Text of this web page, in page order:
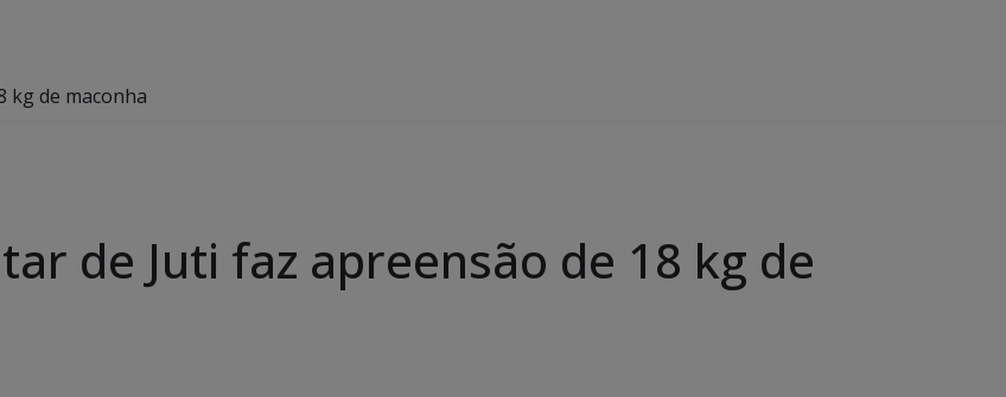
kg de maconha
de Juti faz apreensão de 18 kg de